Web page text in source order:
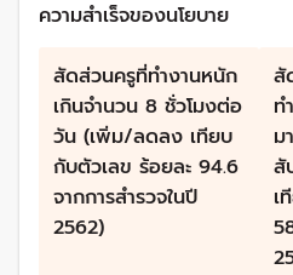
ความสำเร็จของนโยบาย
สัดส่วนครูที่ทำงานหนัก
เกินจำนวน 8 ชั่วโมงต่อ
วัน (เพิ่ม/ลดลง เทียบ
กับตัวเลข ร้อยละ 94.6
จากการสำรวจในปี
2562)
สั
ท
ม
สั
เ